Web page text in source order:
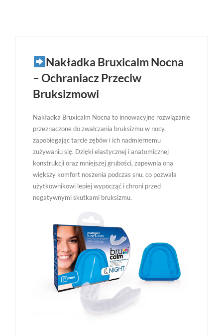
Nakładka Bruxicalm Nocna
– Ochraniacz Przeciw
Bruksizmowi
Nakładka Bruxicalm Nocna to innowacyjne rozwiązanie
przeznaczone do zwalczania bruksizmu w nocy,
zapobiegając tarcie zębów i ich nadmiernemu
zużywaniu się. Dzięki elastycznej i anatomicznej
konstrukcji oraz mniejszej grubości, zapewnia ona
większy komfort noszenia podczas snu, co pozwala
użytkownikowi lepiej wypocząć i chroni przed
negatywnymi skutkami bruksizmu.